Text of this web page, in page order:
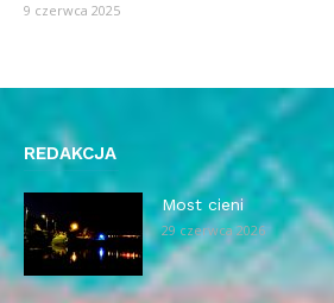
9 czerwca 2025
REDAKCJA
Most cieni
29 czerwca 2026